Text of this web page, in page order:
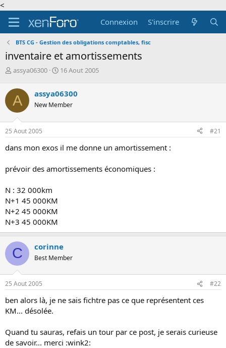
<
Connexion
S'inscrire
BTS CG - Gestion des obligations comptables, fisc
inventaire et amortissements
A
t
e
u
r
d
e
a
i
c
u
s
i
o
n
assya06300
D
e
d
d
u
16 Aout 2005
A assya06300
New Member
25 Aout 2005 #21
dans mon exos il me donne un amortissement :
prévoir des amortissements économiques :
N : 32 000km
N+1 45 000KM
N+2 45 000KM
N+3 45 000KM
C corinne
Best Member
25 Aout 2005 #22
ben alors là, je ne sais fichtre pas ce que représentent ces
KM... désolée.
Quand tu sauras, refais un tour par ce post, je serais curieuse
de savoir... merci :wink2: